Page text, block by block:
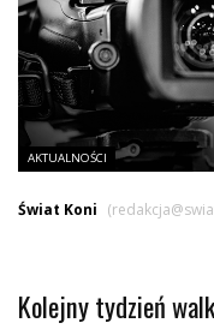
AKTUALNOŚCI
Świat Koni
Kolejny tydzień